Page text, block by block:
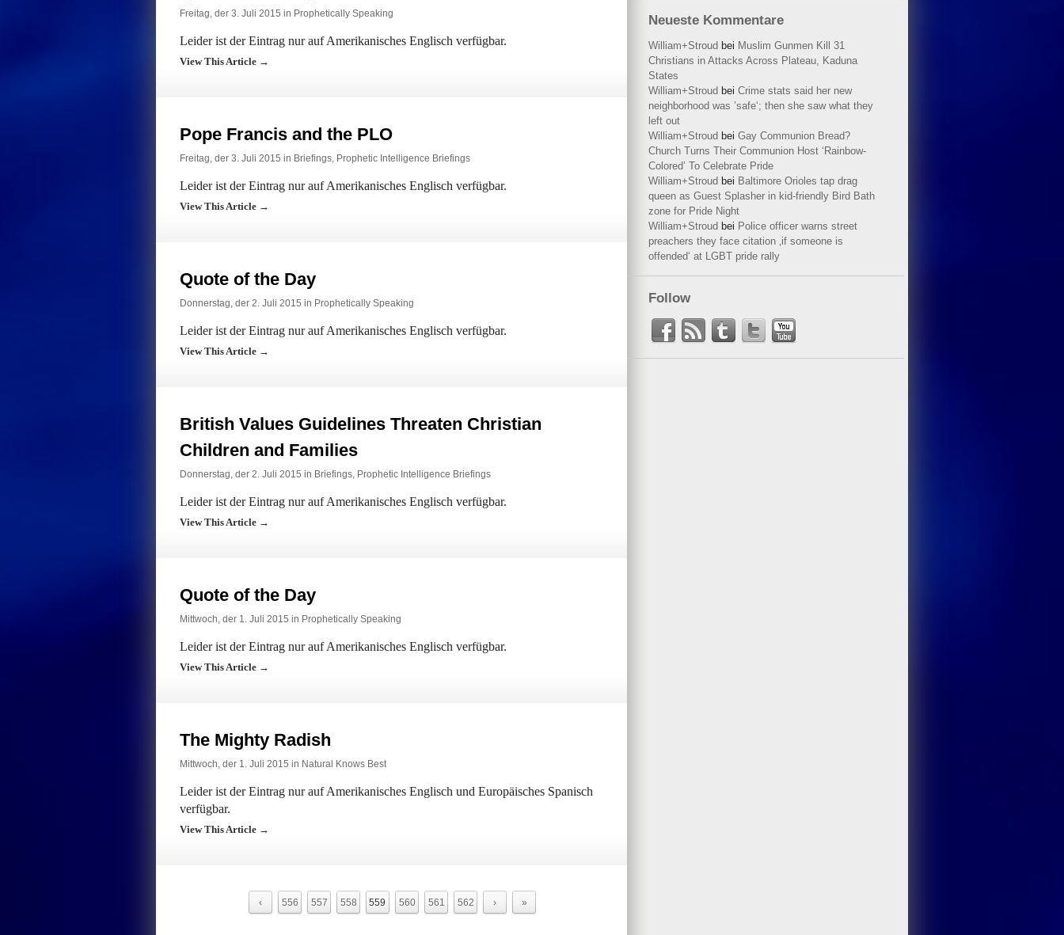
Freitag, der 3. Juli 2015 in Prophetically Speaking
Leider ist der Eintrag nur auf Amerikanisches Englisch verfügbar.
View This Article →
Pope Francis and the PLO
Freitag, der 3. Juli 2015 in Briefings, Prophetic Intelligence Briefings
Leider ist der Eintrag nur auf Amerikanisches Englisch verfügbar.
View This Article →
Quote of the Day
Donnerstag, der 2. Juli 2015 in Prophetically Speaking
Leider ist der Eintrag nur auf Amerikanisches Englisch verfügbar.
View This Article →
British Values Guidelines Threaten Christian
Children and Families
Donnerstag, der 2. Juli 2015 in Briefings, Prophetic Intelligence Briefings
Leider ist der Eintrag nur auf Amerikanisches Englisch verfügbar.
View This Article →
Quote of the Day
Mittwoch, der 1. Juli 2015 in Prophetically Speaking
Leider ist der Eintrag nur auf Amerikanisches Englisch verfügbar.
View This Article →
The Mighty Radish
Mittwoch, der 1. Juli 2015 in Natural Knows Best
Leider ist der Eintrag nur auf Amerikanisches Englisch und Europäisches Spanisch
verfügbar.
View This Article →
‹ 556 557 558 559 560 561 562 › »
Neueste Kommentare
William+Stroud bei Muslim Gunmen Kill 31
Christians in Attacks Across Plateau, Kaduna
States
William+Stroud bei Crime stats said her new
neighborhood was ’safe‘; then she saw what they
left out
William+Stroud bei Gay Communion Bread?
Church Turns Their Communion Host ‘Rainbow-
Colored’ To Celebrate Pride
William+Stroud bei Baltimore Orioles tap drag
queen as Guest Splasher in kid-friendly Bird Bath
zone for Pride Night
William+Stroud bei Police officer warns street
preachers they face citation ‚if someone is
offended‘ at LGBT pride rally
Follow